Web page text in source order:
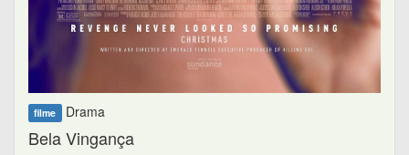
filme Drama
Bela Vingança